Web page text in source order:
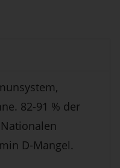
82-91 % der
D-Mangel.